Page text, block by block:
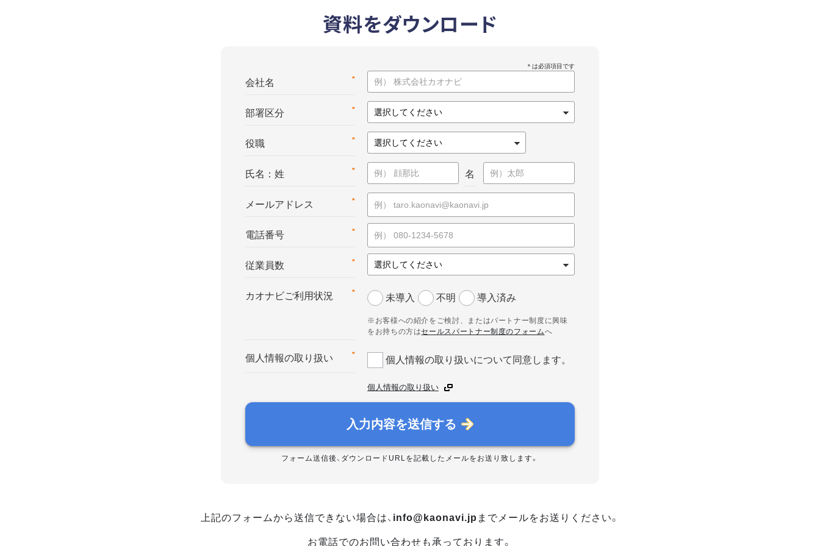
資料をダウンロード
*
会社名
*
部署区分
*
役職
*
氏名：姓 名
*
メールアドレス
*
電話番号
*
従業員数
*
カオナビご利用状況 未導入 不明 導入済み
※お客様への紹介をご検討、またはパートナー制度に興味
をお持ちの方はセールスパートナー制度のフォームへ
*
個人情報の取り扱い 個人情報の取り扱いについて同意します。
個人情報の取り扱い
入力内容を送信する
フォーム送信後、ダウンロードURLを記載したメールをお送り致します。
上記のフォームから送信できない場合は、 info@kaonavi.jp までメールをお送りください。
お電話でのお問い合わせも承っております。